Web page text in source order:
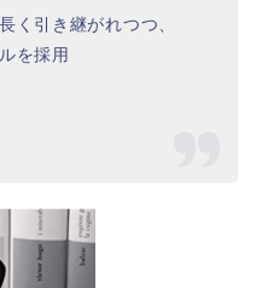
く引き継がれつつ、
を採用